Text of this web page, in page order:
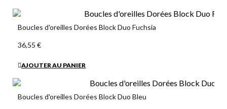
Boucles d'oreilles Dorées Block Duo Fuchsia
36,55 €
AJOUTER AU PANIER
Boucles d'oreilles Dorées Block Duo Bleu